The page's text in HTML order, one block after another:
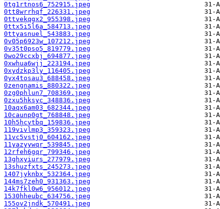
0tg1rtnos6_752915.jpeg
0tt8wrrhqf_226331.jpeg
0ttvekqgx2_955398.jpeg
0ttx5i5l6a_584713.jpeg
0ttyasnuel_543883.jpeg
0v05p6923w_107212.jpeg
0v35t0pso5_819779.jpeg
0wo29ccxbj_694877.jpeg
0xwhua6wjj_223194.jpeg
0xydzkp3ly_116405.jpeg
0yx4tosau3_688458.jpeg
0zengnamis_880322.jpeg
0zg0phlun7_708369.jpeg
0zxu5hksyc_348836.jpeg
10aqx6am03_682344.jpeg
10caunp0gt_768848.jpeg
10h5hcvtbq_159836.jpeg
119vivlmp3_359323.jpeg
11vc5vstj0_604162.jpeg
11yazyywqr_539845.jpeg
12rfeh6gqr_799346.jpeg
13ghxyiurs_277979.jpeg
13shuzfxts_245273.jpeg
1407jyknbx_532364.jpeg
144ms7zeh0_931363.jpeg
14k7fkl0w6_956012.jpeg
1530hheubc_634756.jpeg
155ov2jndk_570491.jpeg